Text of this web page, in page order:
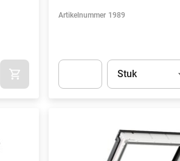
Artikelnummer 1989
Eenheid
Stuk